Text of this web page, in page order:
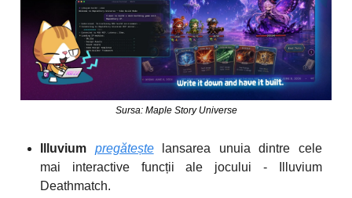
Sursa: Maple Story Universe
Illuvium pregătește
lansarea unuia dintre cele
mai interactive funcții ale jocului - Illuvium
Deathmatch.